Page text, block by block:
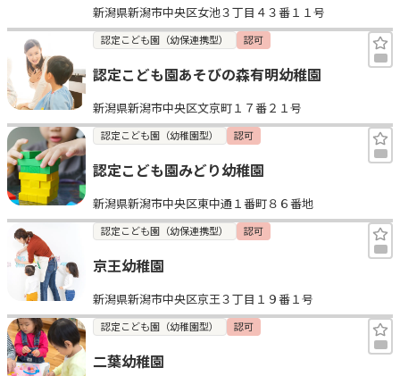
新潟県新潟市中央区女池３丁目４３番１１号
認定こども園（幼保連携型） 認可
認定こども園あそびの森有明幼稚園
新潟県新潟市中央区文京町１７番２１号
認定こども園（幼稚園型） 認可
認定こども園みどり幼稚園
新潟県新潟市中央区東中通１番町８６番地
認定こども園（幼保連携型） 認可
京王幼稚園
新潟県新潟市中央区京王３丁目１９番１号
認定こども園（幼稚園型） 認可
二葉幼稚園